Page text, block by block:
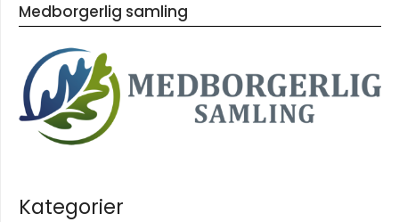
Medborgerlig samling
Kategorier